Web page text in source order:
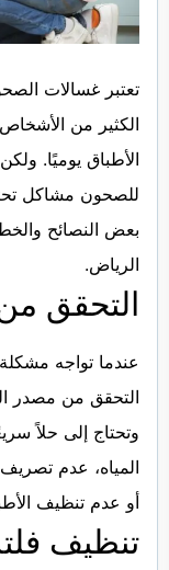
تعتبر غسالات
الكثير من
الأطباق يوميًا.
للصحون مشاكل
بعض النصائح
الرياض.
التحقق
عندما تواجه
التحقق من مصدر
وتحتاج إلى حلاً
المياه، عدم
أو عدم تنظيف
تنظيف